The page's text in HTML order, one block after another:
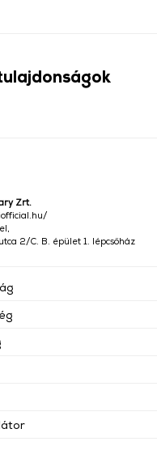
Zrt.
2/C. B. épület 1. lépcsőház